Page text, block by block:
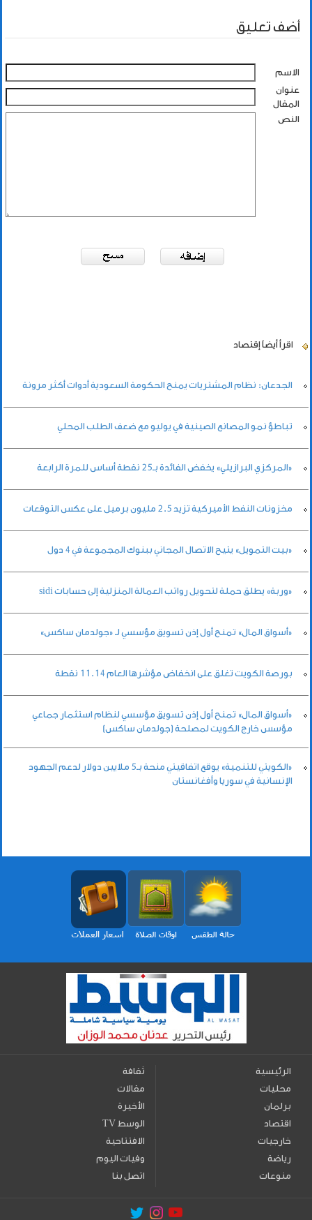
أضف تعليق
الاسم
عنوان
المقال
النص
اقرأ أيضاً إقتصاد
الجدعان: نظام المشتريات يمنح الحكومة السعودية أدوات أكثر مرونة
تباطؤ نمو المصانع الصينية في يوليو مع ضعف الطلب المحلي
«المركزي البرازيلي» يخفض الفائدة بـ25 نقطة أساس للمرة الرابعة
مخزونات النفط الأميركية تزيد 2.5 مليون برميل على عكس التوقعات
«بيت التمويل» يتيح الاتصال المجاني ببنوك المجموعة في 4 دول
«وربة» يطلق حملة لتحويل رواتب العمالة المنزلية إلى حسابات sidi
«أسواق المال» تمنح أول إذن تسويق مؤسسي لـ «جولدمان ساكس»
بورصة الكويت تغلق على انخفاض مؤشرها العام 11.14 نقطة
«أسواق المال» تمنح أول إذن تسويق مؤسسي لنظام استثمار جماعي
مؤسس خارج الكويت لمصلحة (جولدمان ساكس)
«الكويتي للتنمية» يوقع اتفاقيتي منحة بـ5 ملايين دولار لدعم الجهود
الإنسانية في سوريا وأفغانستان
الرئيسية
محليات
برلمان
اقتصاد
خارجيات
رياضة
منوعات
ثقافة
مقالات
الأخيرة
TV الوسط
الافتتاحية
وفيات اليوم
اتصل بنا